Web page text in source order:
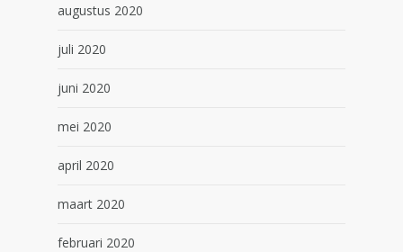
augustus 2020
juli 2020
juni 2020
mei 2020
april 2020
maart 2020
februari 2020